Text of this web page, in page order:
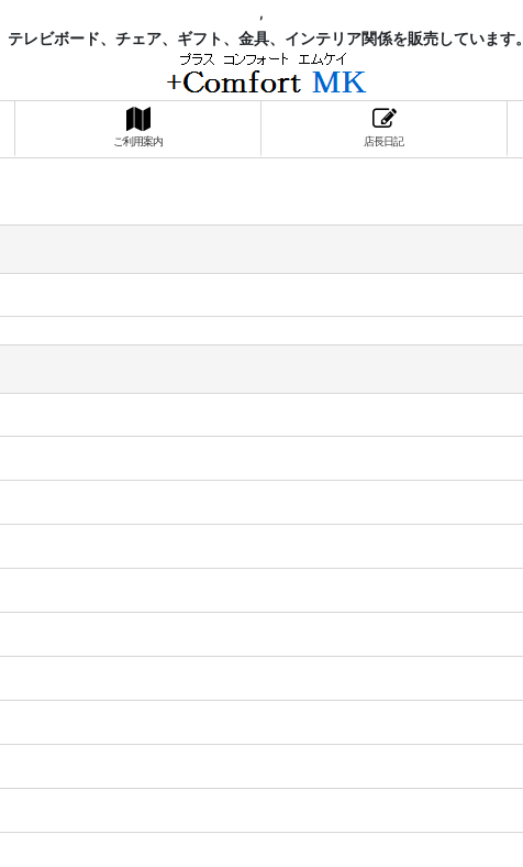
,
テレビボード、チェア、ギフト、金具、インテリア関係を販売しています。
ご利用案内 店長日記